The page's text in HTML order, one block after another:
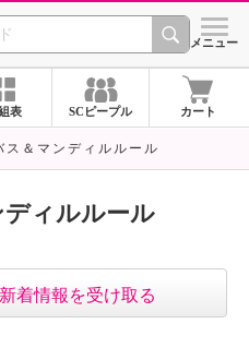
CHANNEL ショッ
メニュー
表 SCピープル カート
ス＆マンディルルール
ィルルール
着情報を受け取る